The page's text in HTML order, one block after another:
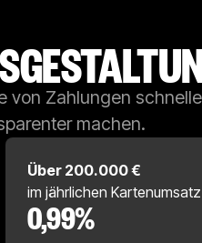
von Zahlungen
machen.
Über 200.000 €
im jährlichen Kartenumsatz
0,99%